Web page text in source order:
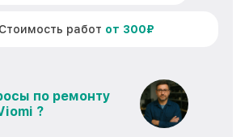
Стоимость работ от 300₽
по ремонту
?